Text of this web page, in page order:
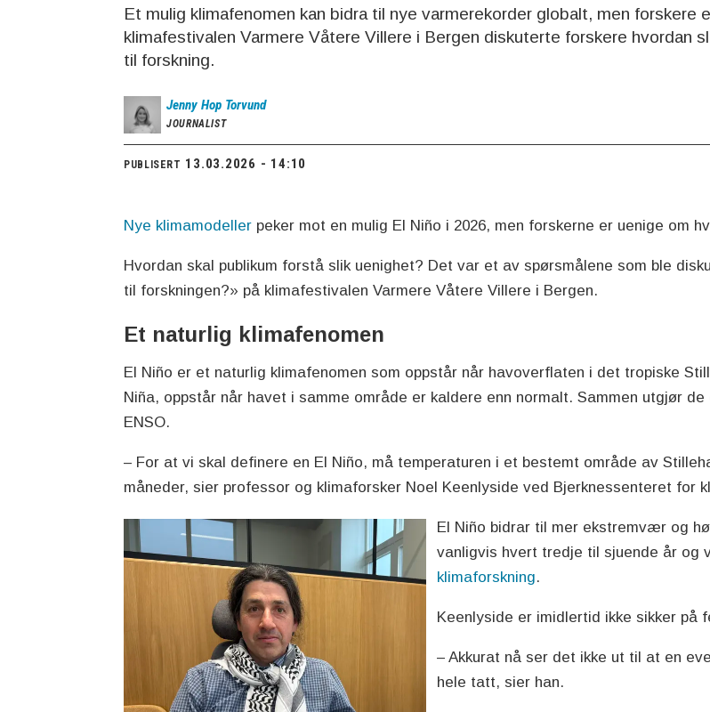
Et mulig klimafenomen kan bidra til nye varmerekorder globalt, men forskere
klimafestivalen Varmere Våtere Villere i Bergen diskuterte forskere hvordan
til forskning.
Jenny Hop Torvund
JOURNALIST
PUBLISERT 13.03.2026 - 14:10
Nye klimamodeller peker mot en mulig El Niño i 2026, men forskerne er uenige om
Hvordan skal publikum forstå slik uenighet? Det var et av spørsmålene som ble
til forskningen?» på klimafestivalen Varmere Våtere Villere i Bergen.
Et naturlig klimafenomen
El Niño er et naturlig klimafenomen som oppstår når havoverflaten i det tropiske
Niña, oppstår når havet i samme område er kaldere enn normalt. Sammen utgjør
ENSO.
– For at vi skal definere en El Niño, må temperaturen i et bestemt område av
måneder, sier professor og klimaforsker Noel Keenlyside ved Bjerknessenteret for
El Niño bidrar til mer ekstremvær og
vanligvis hvert tredje til sjuende år og
klimaforskning.
Keenlyside er imidlertid ikke sikker på
– Akkurat nå ser det ikke ut til at en
hele tatt, sier han.